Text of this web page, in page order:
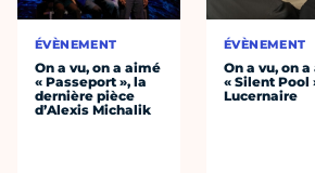
ÉVÈNEMENT
On a vu, on a aimé
« Passeport », la
dernière pièce
d’Alexis Michalik
ÉVÈNEMENT
On a vu, on
« Silent Pool
Lucernaire